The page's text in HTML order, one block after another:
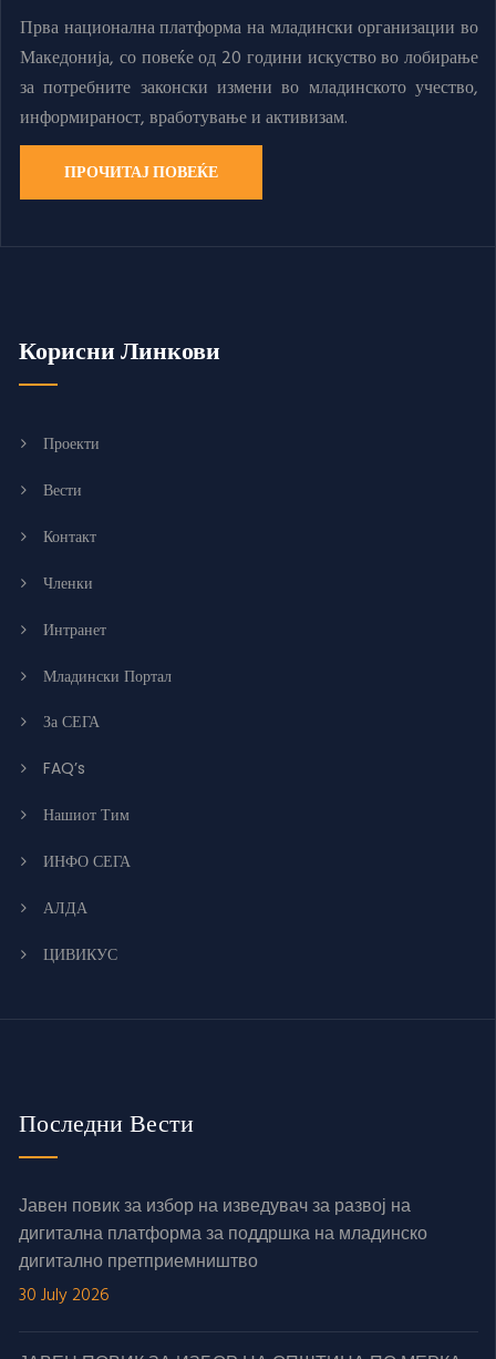
Прва национална платформа на младински организации во
Македонија, со повеќе од 20 години искуство во лобирање
за потребните законски измени во младинското учество,
информираност, вработување и активизам.
ПРОЧИТАЈ ПОВЕЌЕ
Корисни Линкови
Проекти
Вести
Контакт
Членки
Интранет
Младински Портал
За СЕГА
FAQ’s
Нашиот Тим
ИНФО СЕГА
АЛДА
ЦИВИКУС
Последни Вести
Јавен повик за избор на изведувач за развој на
дигитална платформа за поддршка на младинско
дигитално претприемништво
30 July 2026